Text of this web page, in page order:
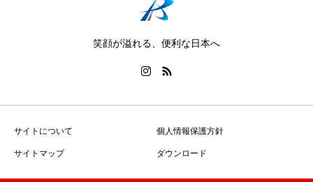
笑顔が溢れる、便利な日本へ
サイトについて
個人情報保護方針
サイトマップ
ダウンロード